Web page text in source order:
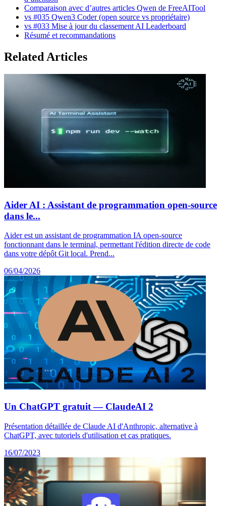
Comparaison avec d’autres articles Qwen de FreeAITool
vs #035 Qwen3 Coder (open source vs propriétaire)
vs #033 Mise à jour du classement AI Leaderboard
Résumé et recommandations
Related Articles
Aider AI : Assistant de programmation open-source
dans le...
Aider est un assistant de programmation IA open-source
fonctionnant dans le terminal, permettant l'édition directe de code
dans votre dépôt Git local. Prend...
06/04/2026
Un ChatGPT gratuit — ClaudeAI 2
Présentation détaillée de Claude AI d'Anthropic, alternative à
ChatGPT, avec tutoriels d'utilisation et cas pratiques.
16/07/2023